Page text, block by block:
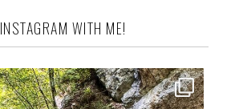
INSTAGRAM WITH ME!